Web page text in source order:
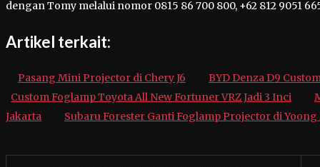
dengan Tomy melalui nomor 0815 86 700 800, +62 812 9051
Artikel terkait:
Pasang Mini Projector di Chery J6
BYD Denza D9
Custom Foglamp Toyota All New Fortuner VRZ Jadi 3 Inci
Jakarta
Subaru Forester Ganti Foglamp Projector di